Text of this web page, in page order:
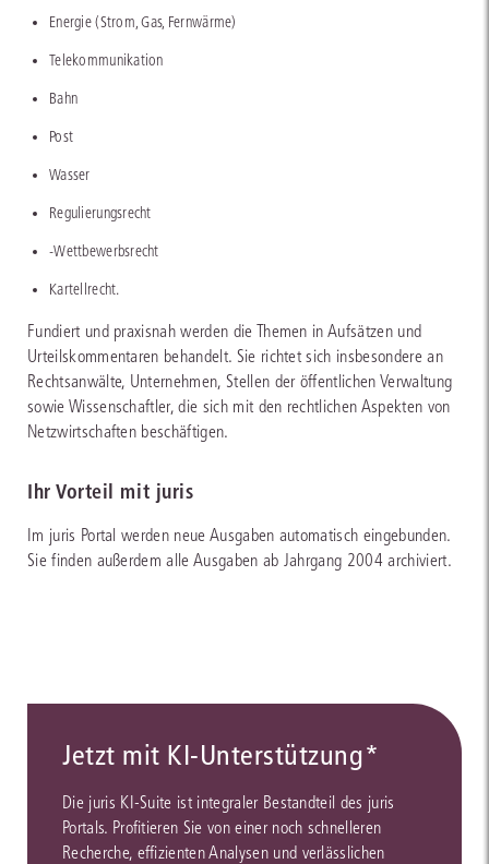
Energie (Strom, Gas, Fernwärme)
Telekommunikation
Bahn
Post
Wasser
Regulierungsrecht
-Wettbewerbsrecht
Kartellrecht.
Fundiert und praxisnah werden die Themen in Aufsätzen und
Urteilskommentaren behandelt. Sie richtet sich insbesondere an
Rechtsanwälte, Unternehmen, Stellen der öffentlichen Verwaltung
sowie Wissenschaftler, die sich mit den rechtlichen Aspekten von
Netzwirtschaften beschäftigen.
Ihr Vorteil mit juris
Im juris Portal werden neue Ausgaben automatisch eingebunden.
Sie finden außerdem alle Ausgaben ab Jahrgang 2004 archiviert.
Jetzt mit KI-Unterstützung*
Die juris KI-Suite ist integraler Bestandteil des juris
Portals. Profitieren Sie von einer noch schnelleren
Recherche, effizienten Analysen und verlässlichen